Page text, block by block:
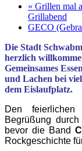
« Grillen mal
Grillabend
GECO
Die Stadt
herzlich
Gemeinsames
und Lachen bei
dem Eislaufplatz.
Den
Begrüßung
bevor die Band
Rockgeschichte